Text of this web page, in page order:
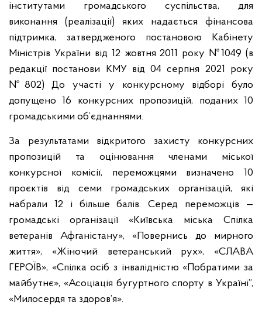
інститутами громадського суспільства, для
виконання (реалізації) яких надається фінансова
підтримка, затвердженого постановою Кабінету
Міністрів України від 12 жовтня 2011 року №1049 (в
редакції постанови КМУ від 04 серпня 2021 року
№802) До участі у конкурсному відборі було
допущено 16 конкурсних пропозицій, поданих 10
громадськими об’єднаннями.
За результатами відкритого захисту конкурсних
пропозицій та оцінювання членами міської
конкурсної комісії, переможцями визначено 10
проєктів від семи громадських організацій, які
набрали 12 і більше балів. Серед переможців —
громадські організації «Київська міська Спілка
ветеранів Афганістану», «Повернись до мирного
життя», «Жіночий ветеранський рух», «СЛАВА
ГЕРОЇВ», «Спілка осіб з інвалідністю «Побратими за
майбутнє», «Асоціація бугуртного спорту в Україні”,
«Милосердя та здоров’я».